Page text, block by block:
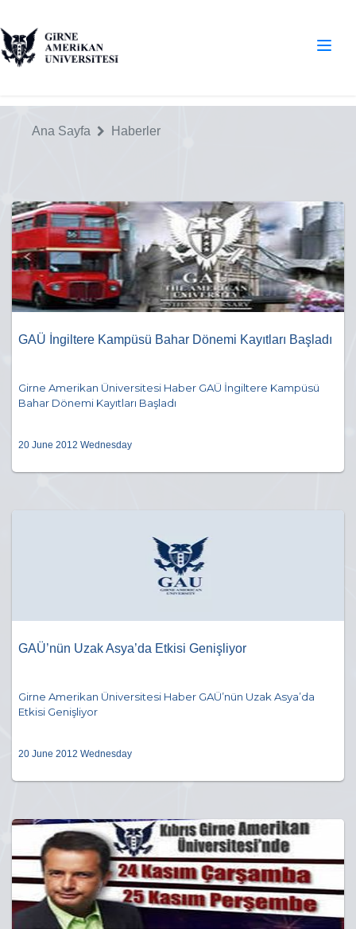
Ana Sayfa Haberler
GAÜ İngiltere Kampüsü Bahar Dönemi Kayıtları Başladı
Girne Amerikan Üniversitesi Haber GAÜ İngiltere Kampüsü
Bahar Dönemi Kayıtları Başladı
20 June 2012 Wednesday
GAÜ’nün Uzak Asya’da Etkisi Genişliyor
Girne Amerikan Üniversitesi Haber GAÜ’nün Uzak Asya’da
Etkisi Genişliyor
20 June 2012 Wednesday